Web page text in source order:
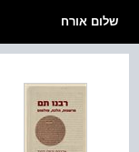
שלום אורח